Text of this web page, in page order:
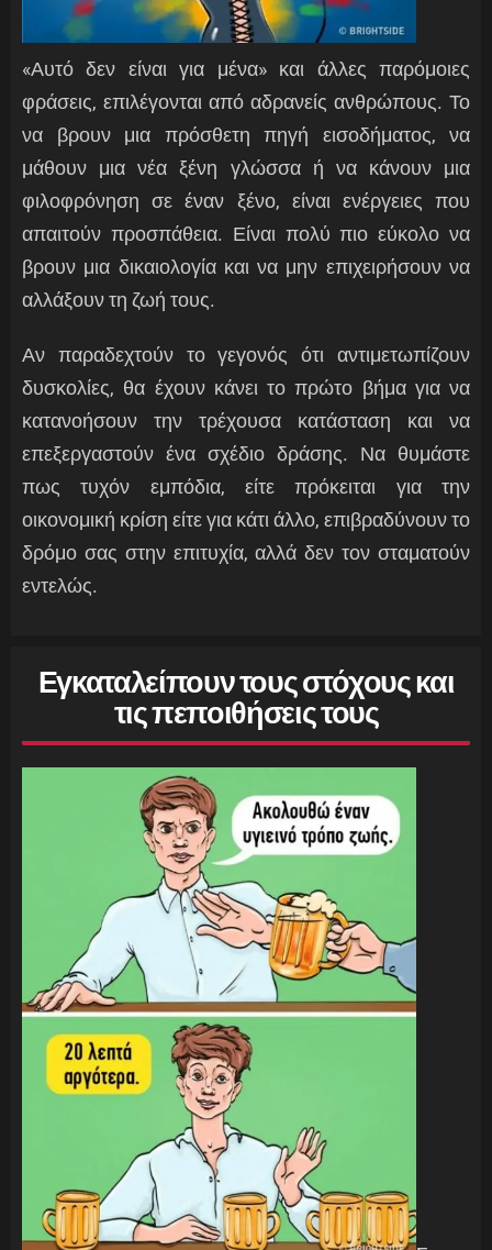
«Αυτό δεν είναι για μένα» και άλλες παρόμοιες
φράσεις, επιλέγονται από αδρανείς ανθρώπους. Το
να βρουν μια πρόσθετη πηγή εισοδήματος, να
μάθουν μια νέα ξένη γλώσσα ή να κάνουν μια
φιλοφρόνηση σε έναν ξένο, είναι ενέργειες που
απαιτούν προσπάθεια. Είναι πολύ πιο εύκολο να
βρουν μια δικαιολογία και να μην επιχειρήσουν να
αλλάξουν τη ζωή τους.
Αν παραδεχτούν το γεγονός ότι αντιμετωπίζουν
δυσκολίες, θα έχουν κάνει το πρώτο βήμα για να
κατανοήσουν την τρέχουσα κατάσταση και να
επεξεργαστούν ένα σχέδιο δράσης. Να θυμάστε
πως τυχόν εμπόδια, είτε πρόκειται για την
οικονομική κρίση είτε για κάτι άλλο, επιβραδύνουν το
δρόμο σας στην επιτυχία, αλλά δεν τον σταματούν
εντελώς.
Εγκαταλείπουν τους στόχους και
τις πεποιθήσεις τους